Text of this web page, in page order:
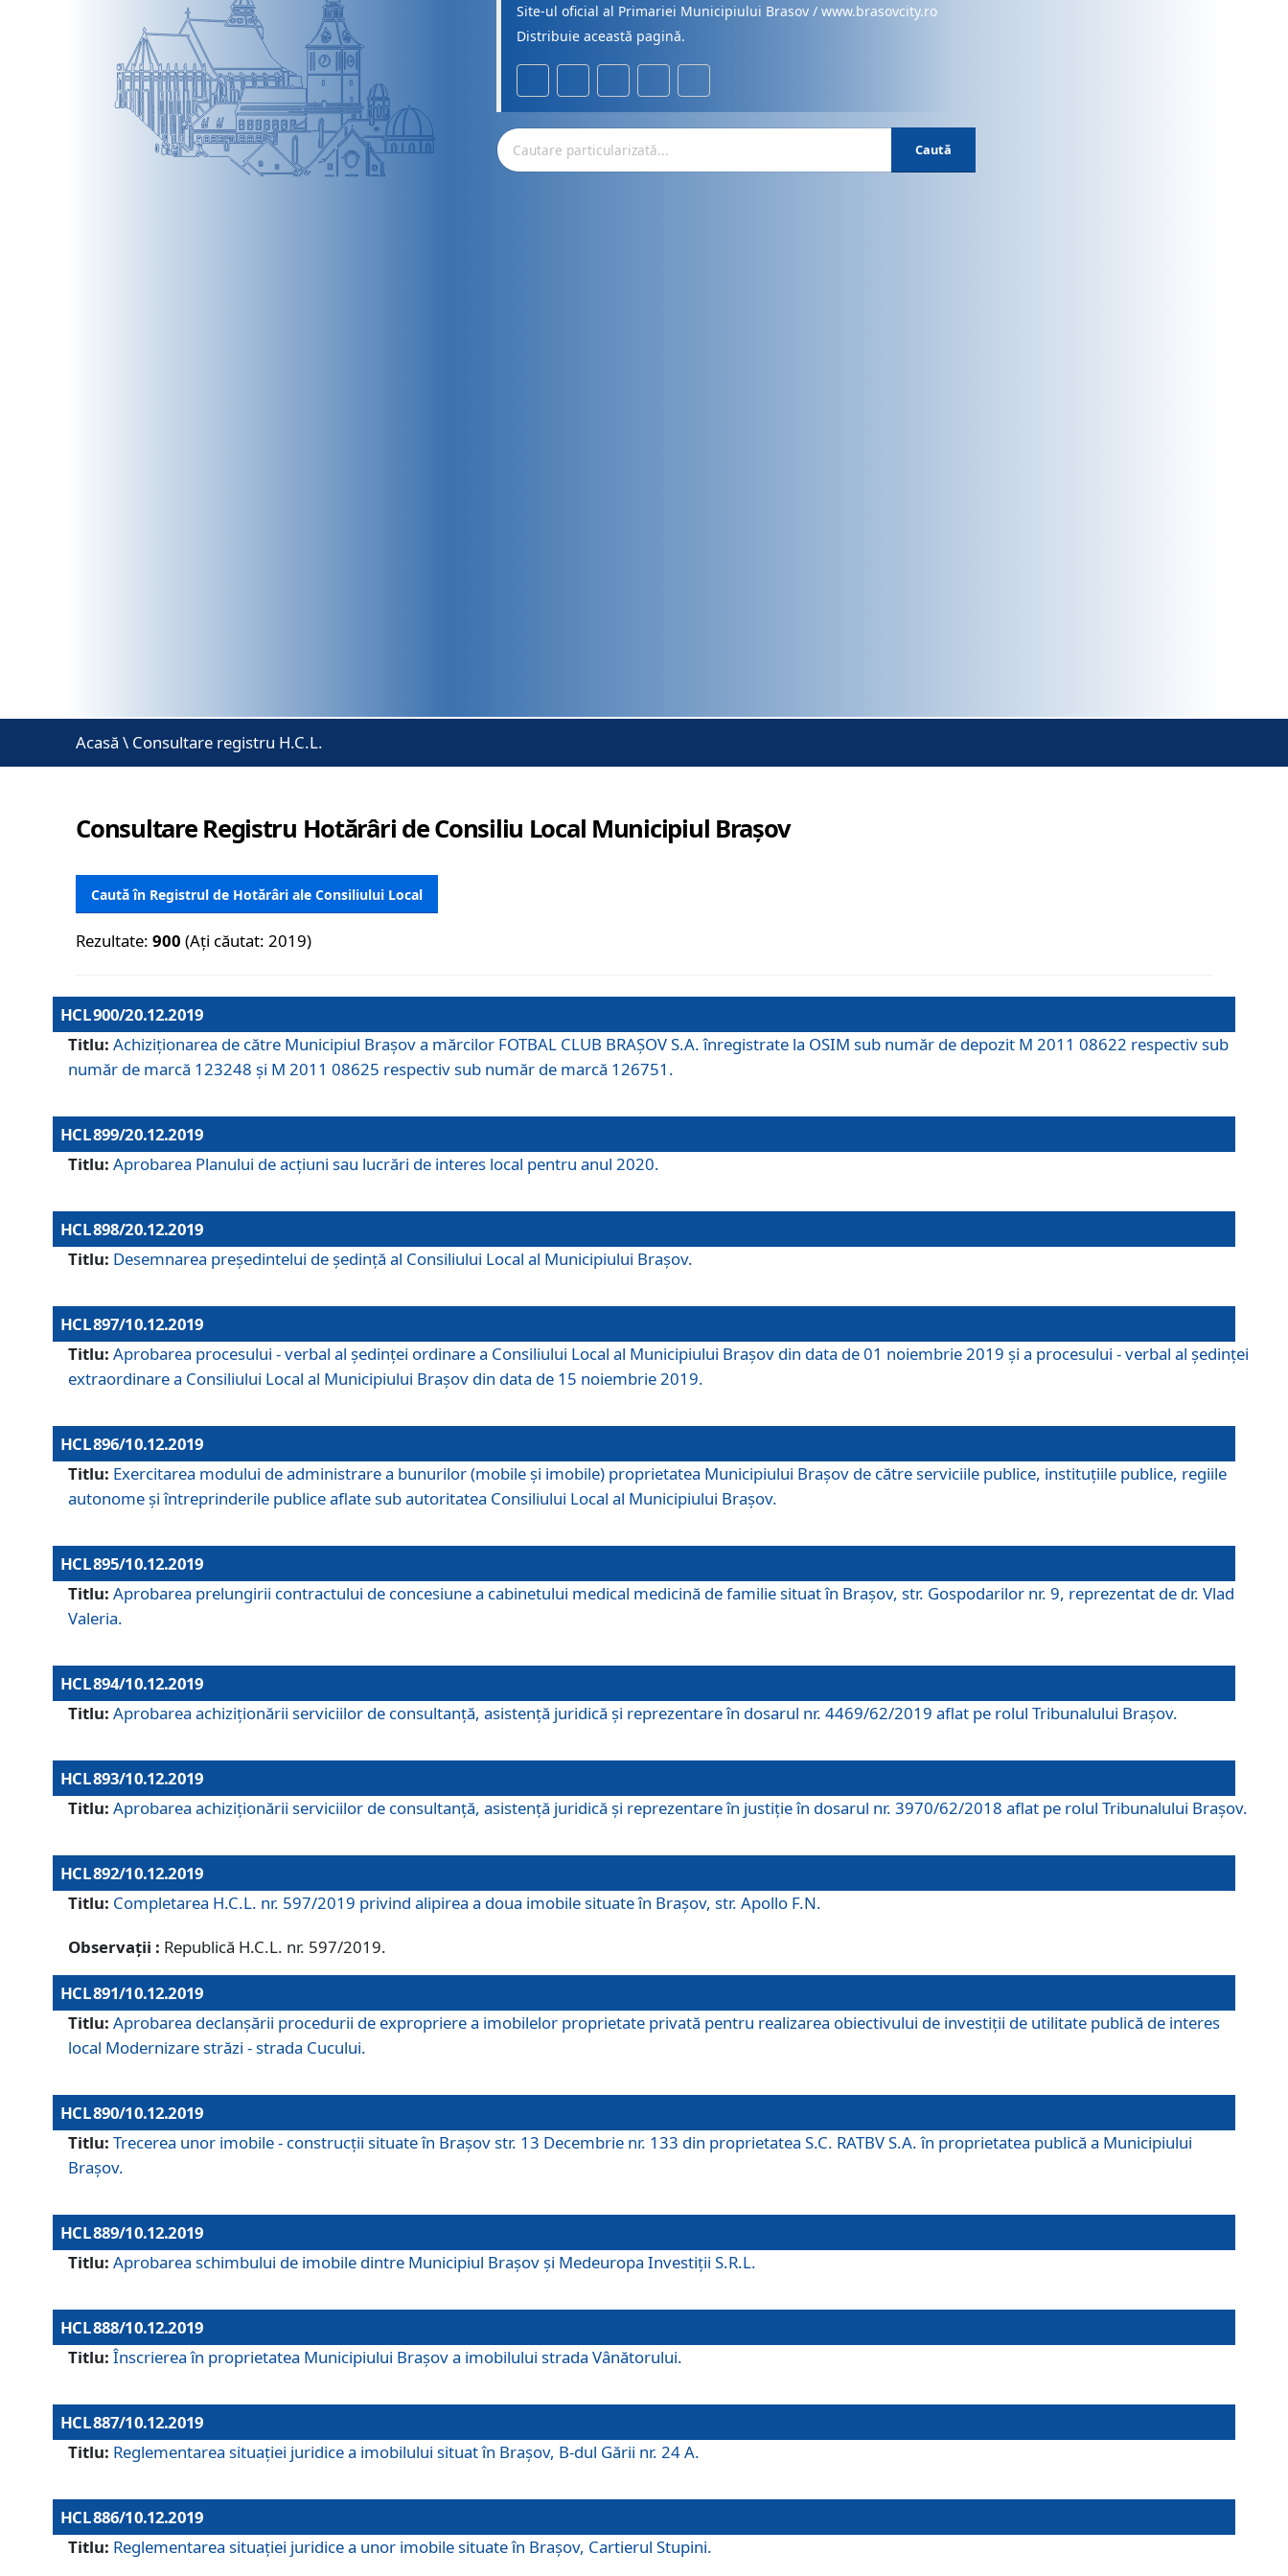
Site-ul oficial al Primariei Municipiului Brasov / www.brasovcity.ro
Distribuie această pagină.
Caută
Acasă \ Consultare registru H.C.L.
Consultare Registru Hotărâri de Consiliu Local Municipiul Brașov
Caută în Registrul de Hotărâri ale Consiliului Local
Rezultate:900 (Ați căutat: 2019)
HCL 900/20.12.2019
Titlu: Achiziționarea de către Municipiul Brașov a mărcilor FOTBAL CLUB BRAȘOV S.A. înregistrate la OSIM sub număr de depozit M 2011 08622 respectiv sub
număr de marcă 123248 și M 2011 08625 respectiv sub număr de marcă 126751.
HCL 899/20.12.2019
Titlu: Aprobarea Planului de acţiuni sau lucrări de interes local pentru anul 2020.
HCL 898/20.12.2019
Titlu: Desemnarea preşedintelui de şedinţă al Consiliului Local al Municipiului Braşov.
HCL 897/10.12.2019
Titlu: Aprobarea procesului - verbal al şedinţei ordinare a Consiliului Local al Municipiului Brașov din data de 01 noiembrie 2019 și a procesului - verbal al ședinței
extraordinare a Consiliului Local al Municipiului Brașov din data de 15 noiembrie 2019.
HCL 896/10.12.2019
Titlu: Exercitarea modului de administrare a bunurilor (mobile și imobile) proprietatea Municipiului Brașov de către serviciile publice, instituțiile publice, regiile
autonome și întreprinderile publice aflate sub autoritatea Consiliului Local al Municipiului Brașov.
HCL 895/10.12.2019
Titlu: Aprobarea prelungirii contractului de concesiune a cabinetului medical medicină de familie situat în Braşov, str. Gospodarilor nr. 9, reprezentat de dr. Vlad
Valeria.
HCL 894/10.12.2019
Titlu: Aprobarea achiziţionării serviciilor de consultanţă, asistenţă juridică şi reprezentare în dosarul nr. 4469/62/2019 aflat pe rolul Tribunalului Braşov.
HCL 893/10.12.2019
Titlu: Aprobarea achiziţionării serviciilor de consultanţă, asistenţă juridică şi reprezentare în justiţie în dosarul nr. 3970/62/2018 aflat pe rolul Tribunalului Braşov.
HCL 892/10.12.2019
Titlu: Completarea H.C.L. nr. 597/2019 privind alipirea a doua imobile situate în Brașov, str. Apollo F.N.
Observații : Republică H.C.L. nr. 597/2019.
HCL 891/10.12.2019
Titlu: Aprobarea declanșării procedurii de expropriere a imobilelor proprietate privată pentru realizarea obiectivului de investiții de utilitate publică de interes
local Modernizare străzi - strada Cucului.
HCL 890/10.12.2019
Titlu: Trecerea unor imobile - construcții situate în Brașov str. 13 Decembrie nr. 133 din proprietatea S.C. RATBV S.A. în proprietatea publică a Municipiului
Brașov.
HCL 889/10.12.2019
Titlu: Aprobarea schimbului de imobile dintre Municipiul Brașov și Medeuropa Investiții S.R.L.
HCL 888/10.12.2019
Titlu: Înscrierea în proprietatea Municipiului Braşov a imobilului strada Vânătorului.
HCL 887/10.12.2019
Titlu: Reglementarea situației juridice a imobilului situat în Brașov, B-dul Gării nr. 24 A.
HCL 886/10.12.2019
Titlu: Reglementarea situaţiei juridice a unor imobile situate în Braşov, Cartierul Stupini.